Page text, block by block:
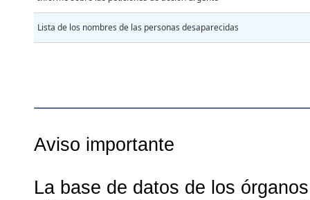
Lista de los nombres de las personas desaparecidas
Aviso importante
La base de datos de los